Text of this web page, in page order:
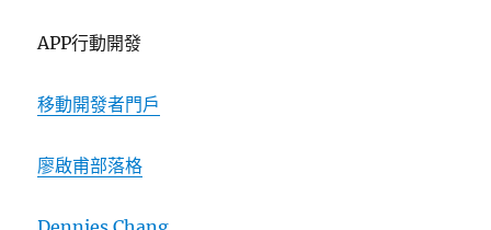
APP行動開發
移動開發者門戶
廖啟甫部落格